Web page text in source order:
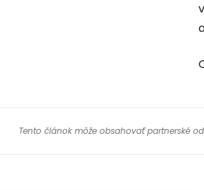
Tento článok môže obsahovať partnerské